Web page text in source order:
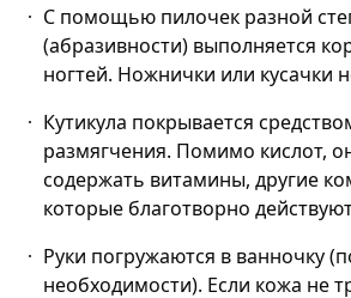
С помощью пилочек разной
(абразивности) выполняется
ногтей. Ножнички или кусачки
Кутикула покрывается
размягчения. Помимо кислот,
содержать витамины, другие
которые благотворно
Руки погружаются в ванночку
необходимости). Если кожа не